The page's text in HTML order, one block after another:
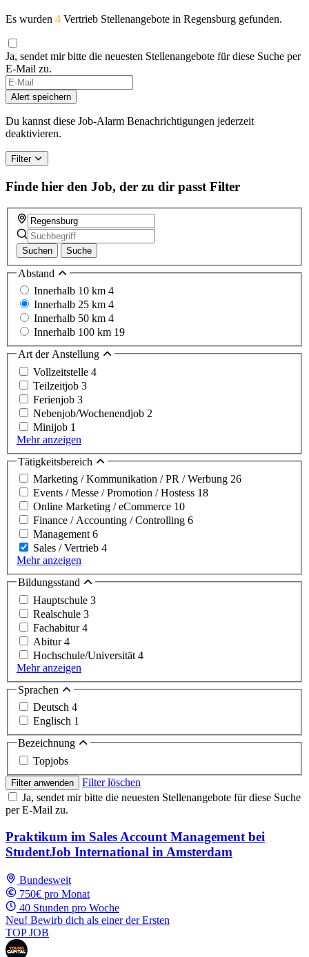
Es wurden 4 Vertrieb Stellenangebote in Regensburg gefunden.
Ja, sendet mir bitte die neuesten Stellenangebote für diese Suche per
E-Mail zu.
Alert speichern
Du kannst diese Job-Alarm Benachrichtigungen jederzeit
deaktivieren.
Filter
Finde hier den Job, der zu dir passt Filter
Suchen Suche
Abstand
Innerhalb 10 km 4
Innerhalb 25 km 4
Innerhalb 50 km 4
Innerhalb 100 km 19
Art der Anstellung
Vollzeitstelle 4
Teilzeitjob 3
Ferienjob 3
Nebenjob/Wochenendjob 2
Minijob 1
Mehr anzeigen
Tätigkeitsbereich
Marketing / Kommunikation / PR / Werbung 26
Events / Messe / Promotion / Hostess 18
Online Marketing / eCommerce 10
Finance / Accounting / Controlling 6
Management 6
Sales / Vertrieb 4
Mehr anzeigen
Bildungsstand
Hauptschule 3
Realschule 3
Fachabitur4
Abitur4
Hochschule/Universität 4
Mehr anzeigen
Sprachen
Deutsch 4
Englisch 1
Bezeichnung
Topjobs
Filter anwenden
Filter löschen
Ja, sendet mir bitte die neuesten Stellenangebote für diese Suche
per E-Mail zu.
Praktikum im Sales Account Management bei
StudentJob International in Amsterdam
Bundesweit
750€ pro Monat
40 Stunden pro Woche
Neu! Bewirb dich als einer der Ersten
TOP JOB